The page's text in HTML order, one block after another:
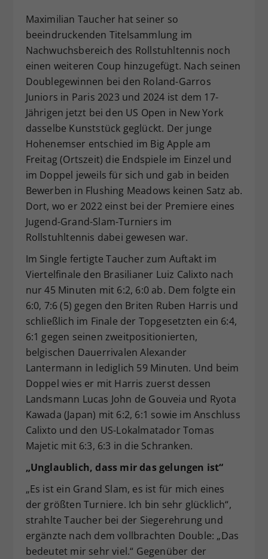
Maximilian Taucher hat seiner so
beeindruckenden Titelsammlung im
Nachwuchsbereich des Rollstuhltennis noch
einen weiteren Coup hinzugefügt. Nach seinen
Doublegewinnen bei den Roland-Garros
Juniors in Paris 2023 und 2024 ist dem 17-
Jährigen jetzt bei den US Open in New York
dasselbe Kunststück geglückt. Der junge
Hohenemser entschied im Big Apple am
Freitag (Ortszeit) die Endspiele im Einzel und
im Doppel jeweils für sich und gab in beiden
Bewerben in Flushing Meadows keinen Satz ab.
Dort, wo er 2022 einst bei der Premiere eines
Jugend-Grand-Slam-Turniers im
Rollstuhltennis dabei gewesen war.
Im Single fertigte Taucher zum Auftakt im
Viertelfinale den Brasilianer Luiz Calixto nach
nur 45 Minuten mit 6:2, 6:0 ab. Dem folgte ein
6:0, 7:6 (5) gegen den Briten Ruben Harris und
schließlich im Finale der Topgesetzten ein 6:4,
6:1 gegen seinen zweitpositionierten,
belgischen Dauerrivalen Alexander
Lantermann in lediglich 59 Minuten. Und beim
Doppel wies er mit Harris zuerst dessen
Landsmann Lucas John de Gouveia und Ryota
Kawada (Japan) mit 6:2, 6:1 sowie im Anschluss
Calixto und den US-Lokalmatador Tomas
Majetic mit 6:3, 6:3 in die Schranken.
„Unglaublich, dass mir das gelungen ist“
„Es ist ein Grand Slam, es ist für mich eines
der größten Turniere. Ich bin sehr glücklich“,
strahlte Taucher bei der Siegerehrung und
ergänzte nach dem vollbrachten Double: „Das
bedeutet mir sehr viel.“ Gegenüber der
Zweck
Dieser Wert speichert Ihre Consent-
zufällig generierte ID, für die
historische Speicherung Ihrer
vorgenommen Einstellungen, falls der
Webseiten-Betreiber dies eingestellt
hat.